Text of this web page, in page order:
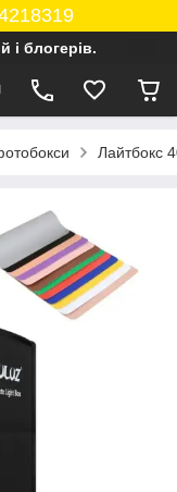
і блогерів.
Лайтбокс